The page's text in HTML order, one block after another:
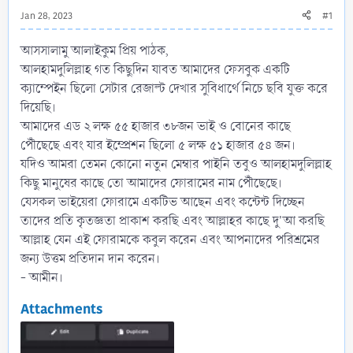
Jan 28, 2023 #1
আসসালামু আলাইকুম প্রিয় পাঠক,
আলহামদুলিল্লাহ গত কিছুদিন যাবত আমাদের ফেসবুক একটি
ক্যাম্পেইন ছিলো সেটার রেজাল্ট দেখার সুবিধার্থে নিচে ছবি যুক্ত করে
দিয়েছি।
আমাদের এড ২ লক্ষ ৫৫ হাজার ৩৮জন ভাই ও বোনের কাছে
পৌঁছেছে এবং যার ইম্প্রেশন ছিলো ৫ লক্ষ ৫১ হাজার ৫৪ জন।
যদিও আমরা তেমন কোনো নতুন মেম্বার পাইনি তবুও আলহামদুলিল্লাহ
কিছু মানুষের কাছে তো আমাদের ফোরামের নাম পৌঁছেছে।
যেসকল ভাইয়েরা ফোরামে একটিভ আছেন এবং কন্টেন্ট দিচ্ছেন
তাদের প্রতি কৃতজ্ঞতা প্রাকাশ করছি এবং আল্লাহর কাছে দু'আ করছি
আল্লাহ যেন এই ফোরামকে কবুল করেন এবং আপনাদের পরিশ্রমের
জন্য উত্তম প্রতিদান দান করেন।
- আমীন।
Attachments